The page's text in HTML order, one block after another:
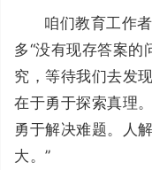
咱们教育工作
多“没有现存答案的
究，等待我们去发
在于勇于探索真理
勇于解决难题。人
大。”